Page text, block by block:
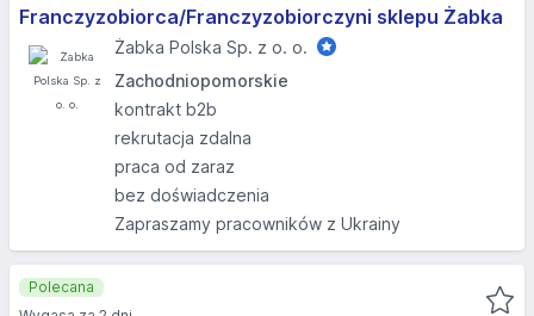
Franczyzobiorca/Franczyzobiorczyni sklepu Żabka
Żabka Polska Sp. z o. o.
Zachodniopomorskie
kontrakt b2b
rekrutacja zdalna
praca od zaraz
bez doświadczenia
Zapraszamy pracowników z Ukrainy
Polecana